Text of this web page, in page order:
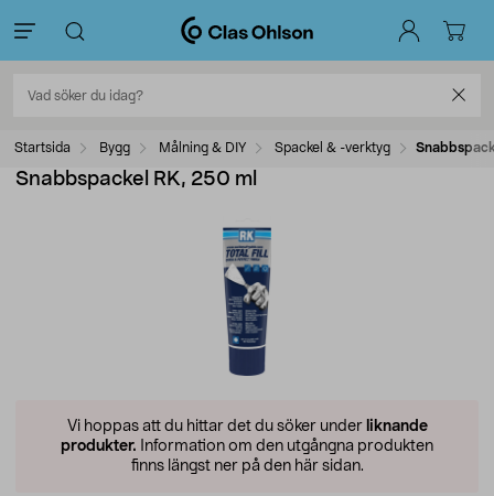
Startsida Bygg Målning & DIY Spackel & -verktyg
Snabbspackel RK, 250 ml
Vi hoppas att du hittar det du söker under liknande
produkter. Information om den utgångna produkten
finns längst ner på den här sidan.